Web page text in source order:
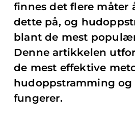
finnes det flere måter
dette på, og
blant de mest
Denne artikkelen
de mest effektive
hudoppstramming og
fungerer.